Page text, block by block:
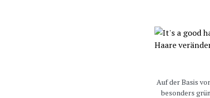
Auf der Basis
besonders